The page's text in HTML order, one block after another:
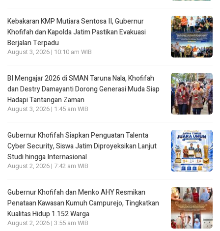
Kebakaran KMP Mutiara Sentosa II, Gubernur
Khofifah dan Kapolda Jatim Pastikan Evakuasi
Berjalan Terpadu
August 3, 2026 | 10:10 am WIB
BI Mengajar 2026 di SMAN Taruna Nala, Khofifah
dan Destry Damayanti Dorong Generasi Muda Siap
Hadapi Tantangan Zaman
August 3, 2026 | 1:45 am WIB
Gubernur Khofifah Siapkan Penguatan Talenta
Cyber Security, Siswa Jatim Diproyeksikan Lanjut
Studi hingga Internasional
August 2, 2026 | 7:42 am WIB
Gubernur Khofifah dan Menko AHY Resmikan
Penataan Kawasan Kumuh Campurejo, Tingkatkan
Kualitas Hidup 1.152 Warga
August 2, 2026 | 3:55 am WIB